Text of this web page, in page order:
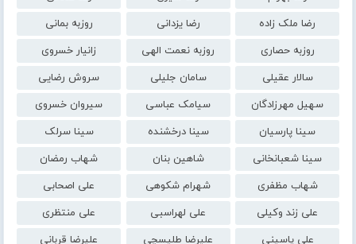
رضا ملک زاده
رضا یزدانی
روزبه بمانی
روزبه حصاری
روزبه نعمت الهی
زانیار خسروی
سالار عقیلی
سامان جلیلی
سروش رضایی
سهیل مهرزادگان
سیامک عباسی
سیروان خسروی
سینا پارسیان
سینا درخشنده
سینا سرلک
سینا شعبانخانی
شاهین بنان
شهاب رمضان
شهاب مظفری
شهرام شکوهی
علی اصحابی
علی زند وکیلی
علی لهراسبی
علی منتظری
علی یاسینی
علیرضا طلیسچی
علیرضا قربانی